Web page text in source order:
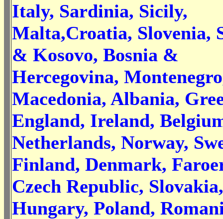
Italy, Sardinia, Sicily,
Malta,Croatia, Slovenia,
& Kosovo, Bosnia &
Hercegovina,
Macedonia, Albania,
England, Ireland,
Netherlands, Norway,
Finland, Denmark,
Czech Republic, Slovakia,
Hungary, Poland,